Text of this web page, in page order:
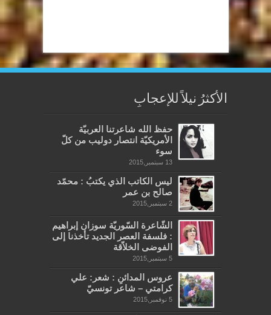
الأكثرُ نيلاً للإعجابِ
حفظ الله شاعرتنا العربيّة
الأمريكيّة انتصار دوليب من كلّ
سوء
13 سبتمبر,2015
ليس الكاتب الذي يكتبُ : محمّد
صالح بن عمر
2 سبتمبر,2015
الشّاعرة السّوريّة سوزان إبراهيم
: فلسفة العصر الجديد تأخذنا إلى
الفوضى الخلاّقة
5 سبتمبر,2015
عروس المدائنِ : شعر: علي
كرامتي – شاعر تونسيّ
5 نوفمبر,2015